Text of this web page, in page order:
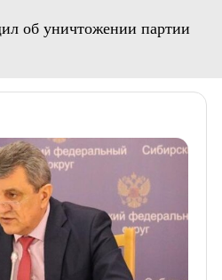
об уничтожении партии